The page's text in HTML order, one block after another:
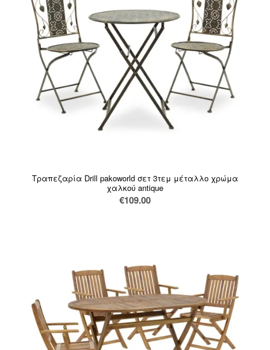
Τραπεζαρία Drill pakoworld σετ 3τεμ μέταλλο χρώμα
χαλκού antique
€109.00